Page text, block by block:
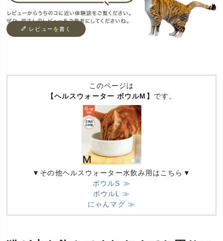
レビューを書く
このページは
【ヘルスウォーター ボウルM】 です。
▼その他ヘルスウォーター水飲み用はこちら▼
ボウルS ≫
ボウルL ≫
にゃんマグ ≫